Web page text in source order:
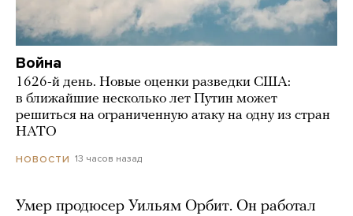
Война
1626-й день. Новые оценки разведки США:
в ближайшие несколько лет Путин может
решиться на ограниченную атаку на одну из стран
НАТО
НОВОСТИ 13 часов назад
Умер продюсер Уильям Орбит. Он работал